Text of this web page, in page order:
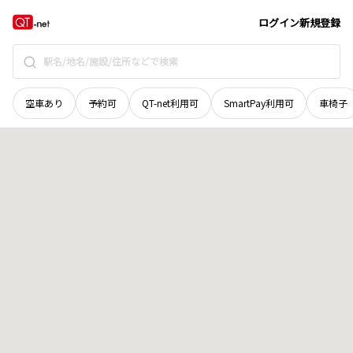
ログイン新規登録
空車あり 予約可 QT-net利用可 SmartPay利用可 車椅子
北海道